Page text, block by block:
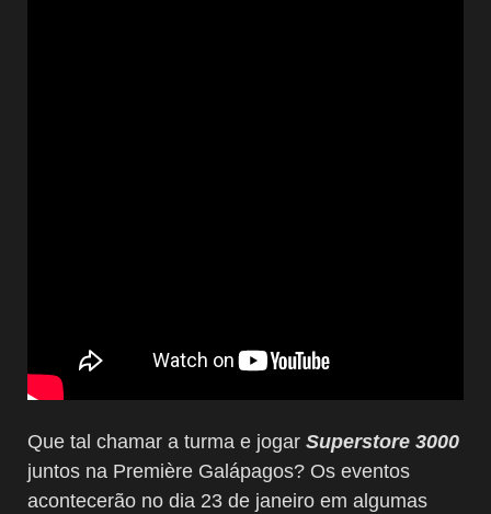
Que tal chamar a turma e jogar Superstore 3000
juntos na Première Galápagos? Os eventos
acontecerão no dia 23 de janeiro em algumas